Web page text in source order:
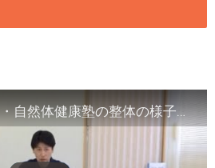
福井県越前市の整体・自然体健康塾の整体の様子（1）背骨の観察／骨盤他